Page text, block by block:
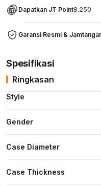
Dapatkan JT Point8.250
Garansi Resmi &
Spesifikasi
Ringkasan
Style
Gender
Case Diameter
Case Thickness